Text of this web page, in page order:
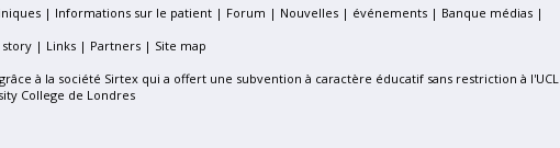
| Informations sur le patient| Forum | Nouvelles| événements| Banque médias|
story| Links| Partners| Site map
à la société Sirtex qui a offert une subvention à caractère éducatif sans restriction à l'UCL
College de Londres